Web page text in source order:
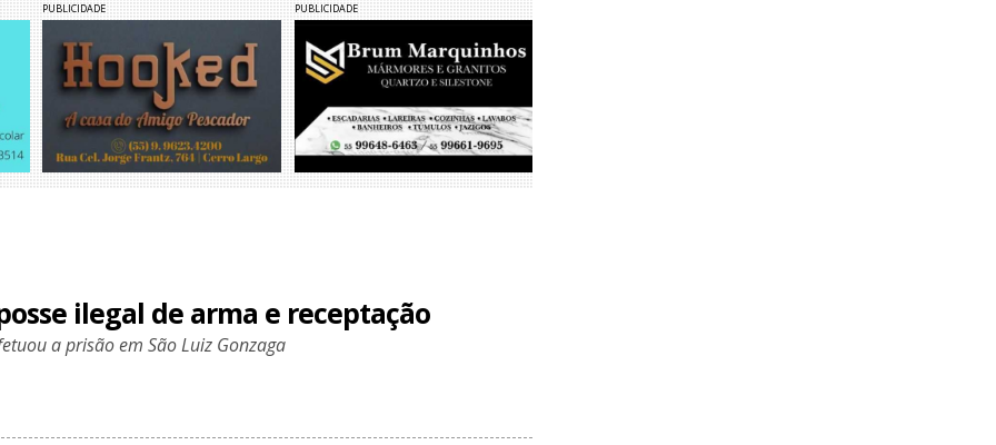
PUBLICIDADE PUBLICIDADE
ilegal de arma e receptação
a prisão em São Luiz Gonzaga